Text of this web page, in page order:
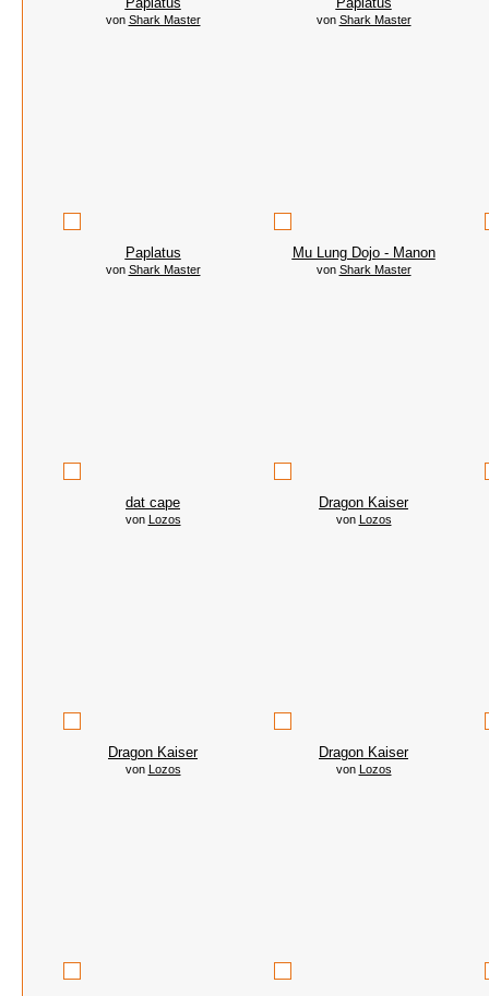
von Shark Master von Shark Master
Paplatus
von Shark Master
Mu Lung Dojo - Manon
von Shark Master
dat cape
von Lozos
Dragon Kaiser
von Lozos
Dragon Kaiser
von Lozos
Dragon Kaiser
von Lozos